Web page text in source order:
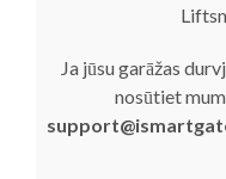
Ja jūsu garāžas
nosūtiet